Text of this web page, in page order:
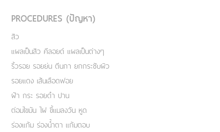
PROCEDURES (ปัญหา)
สิว
แผลเป็นสิว คีลอยด์ แผลเป็นต่างๆ
ริ้วรอย รอยย่น ตีนกา ยกกระชับผิว
รอยแดง เส้นเลือดฟอย
ฝ้า กระ รอยดำ ปาน
ต่อมไขมัน ไฝ ขี้แมลงวัน หูด
ร่องแก้ม ร่องน้ำตา แก้มตอบ